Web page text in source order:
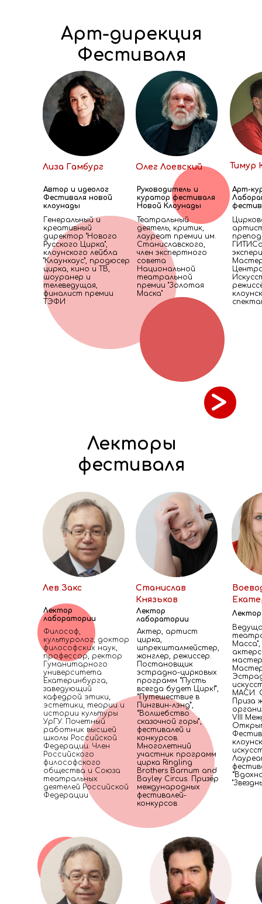
Арт-дирекция
Фестиваля
Автор и идеолог
Фестиваля новой
клоунады
Лиза Гамбург
Генеральный и
креативный
директор "Нового
Русского Цирка",
клоунского лейбла
"Клаунхаус", продюсер
цирка, кино и ТВ,
шоуранер и
телеведущая,
финалист премии
ТЭФИ
Олег Лоевский
Руководитель и
куратор фестиваля
Новой Клоунады
Театральный
деятель, критик,
лауреат премии им.
Станиславского,
член экспертного
совета
Национальной
театральной
премии "Золотая
Маска"
Тимур
Арт-
>
Лекторы
фестиваля
Лев Закс
Философ,
культуролог, доктор
философских наук,
профессор, ректор
Гуманитарного
университета
Екатеринбурга,
заведующий
кафедрой этики,
эстетики, теории и
истории культуры
УрГУ. Почетный
работник высшей
школы Российской
Федерации. Член
Российского
философского
общества и Союза
театральных
деятелей Российской
Федерации
Станислав
Князьков
Актер, артист
цирка,
шпрехшталмейстер,
жонглер, режиссер.
Постановщик
эстрадно-цирковых
программ “Пусть
всегда будет Цирк!”,
“Путешествие в
Пингвин-лэнд”,
“Волшебство
сказочной горы”,
фестивалей и
конкурсов.
Многолетний
участник программ
цирка Ringling
Brothers Barnum and
Bayley Circus. Призёр
международных
фестивалей-
конкурсов
МАСИ.
Приза
VIII
Лектор
лаборатории
Лектор
лаборатории